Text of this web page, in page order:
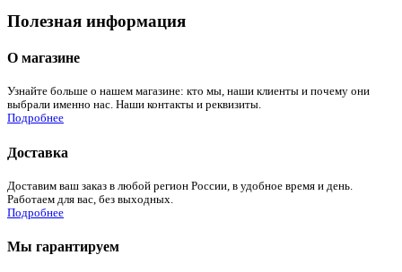
Полезная информация
О магазине
Узнайте больше о нашем магазине: кто мы, наши клиенты и почему они
выбрали именно нас. Наши контакты и реквизиты.
Подробнее
Доставка
Доставим ваш заказ в любой регион России, в удобное время и день.
Работаем для вас, без выходных.
Подробнее
Мы гарантируем